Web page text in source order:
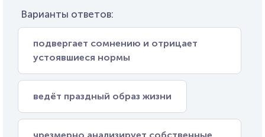
Варианты ответов:
подвергает сомнению и отрицает
устоявшиеся нормы
ведёт праздный образ жизни